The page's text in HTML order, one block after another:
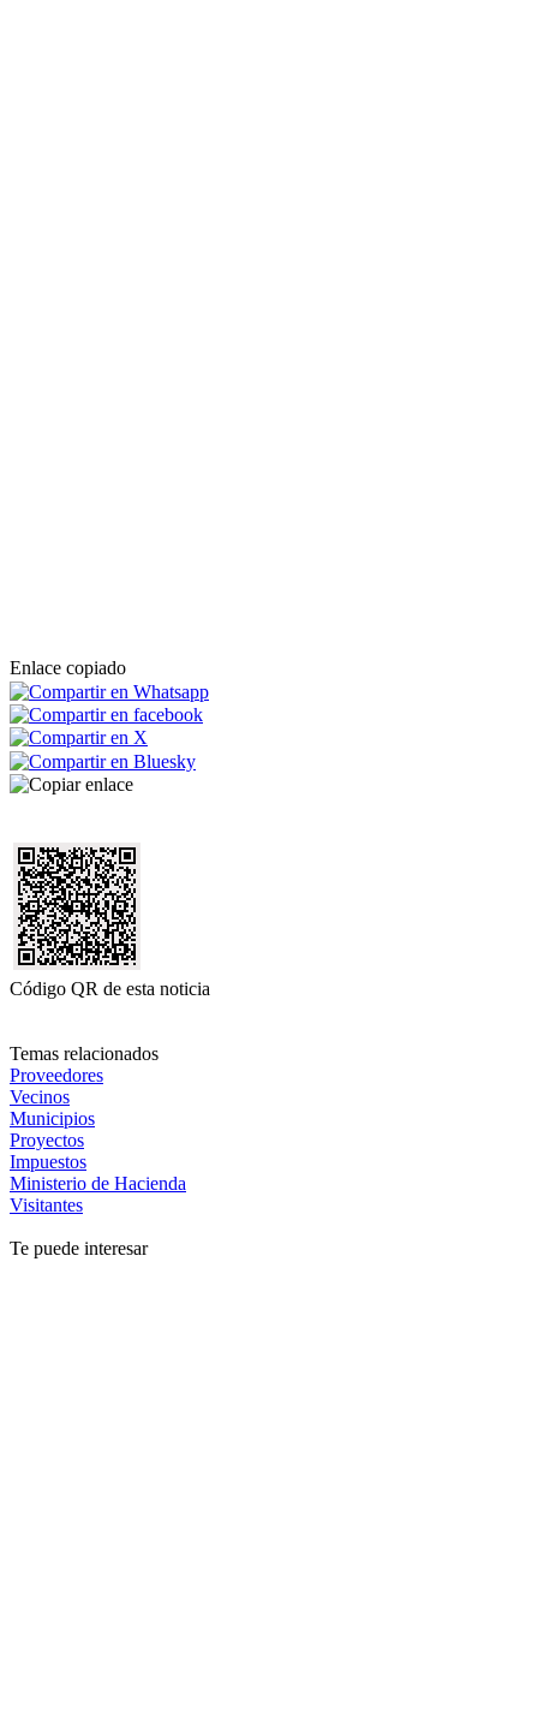
Enlace copiado
Código QR de esta noticia
Temas relacionados
Proveedores
Vecinos
Municipios
Proyectos
Impuestos
Ministerio de Hacienda
Visitantes
Te puede interesar